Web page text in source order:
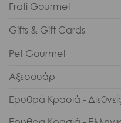
Frati Gourmet
Gifts & Gift Cards
Pet Gourmet
Αξεσουάρ
Ερυθρά Κρασιά - Διεθνείς